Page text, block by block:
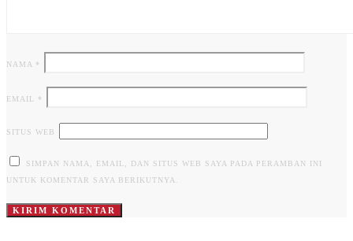
NAMA *
EMAIL *
SITUS WEB
SIMPAN NAMA, EMAIL, DAN SITUS WEB SAYA PADA PERAMBAN INI
UNTUK KOMENTAR SAYA BERIKUTNYA.